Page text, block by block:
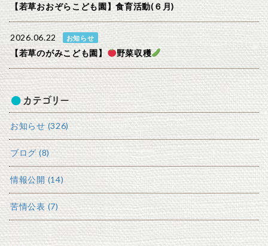
【若草おおぞらこども園】食育活動(６月)
2026.06.22 お知らせ
【若草のがみこども園】 野菜収穫
カテゴリー
お知らせ (326)
ブログ (8)
情報公開 (14)
苦情公表 (7)